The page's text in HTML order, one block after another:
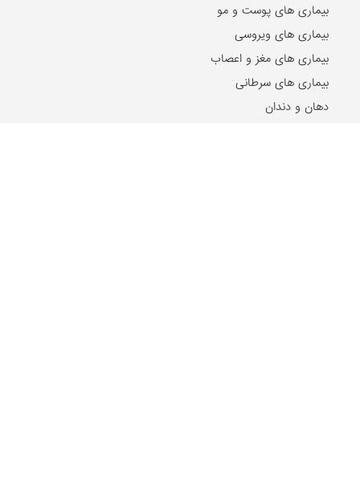
بیماری های پوست و مو
بیماری های ویروسی
بیماری های مغز و اعصاب
بیماری های سرطانی
دهان و دندان